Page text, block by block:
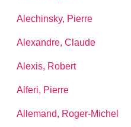
Alechinsky, Pierre
Alexandre, Claude
Alexis, Robert
Alferi, Pierre
Allemand, Roger-Michel